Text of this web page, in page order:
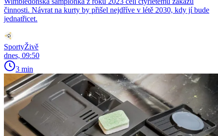
činnosti. Návrat na kurty by přišel nejdříve v létě 2030, kdy jí bude
jednatřicet.
SportyŽivě
dnes, 09:50
3 min